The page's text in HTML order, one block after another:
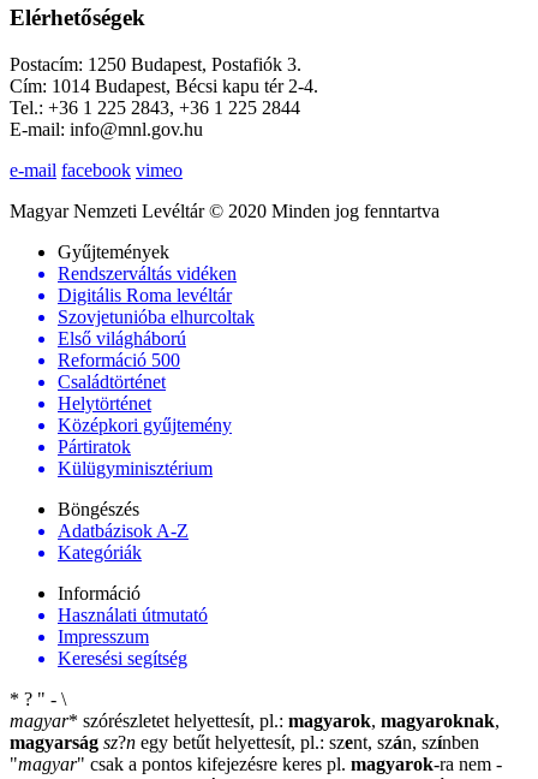
Elérhetőségek
Postacím: 1250 Budapest, Postafiók 3.
Cím: 1014 Budapest, Bécsi kapu tér 2-4.
Tel.: +36 1 225 2843, +36 1 225 2844
E-mail: info@mnl.gov.hu
e-mail facebook vimeo
Magyar Nemzeti Levéltár © 2020 Minden jog fenntartva
Gyűjtemények
Rendszerváltás vidéken
Digitális Roma levéltár
Szovjetunióba elhurcoltak
Első világháború
Reformáció 500
Családtörténet
Helytörténet
Középkori gyűjtemény
Pártiratok
Külügyminisztérium
Böngészés
Adatbázisok A-Z
Kategóriák
Információ
Használati útmutató
Impresszum
Keresési segítség
* ? " - \
magyar* szórészletet helyettesít, pl.: magyarok, magyaroknak,
magyarság sz?n egy betűt helyettesít, pl.: szent, szán, színben
"magyar" csak a pontos kifejezésre keres pl. magyarok-ra nem -